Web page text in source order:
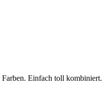
Einfach toll kombiniert.